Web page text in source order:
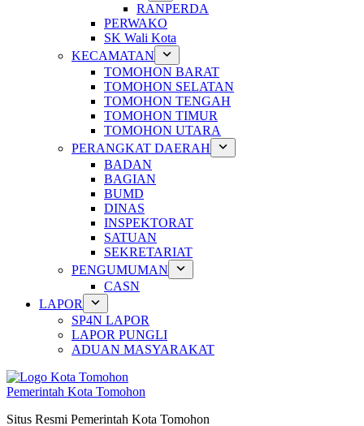
RANPERDA
PERWAKO
SK Wali Kota
KECAMATAN
TOMOHON BARAT
TOMOHON SELATAN
TOMOHON TENGAH
TOMOHON TIMUR
TOMOHON UTARA
PERANGKAT DAERAH
BADAN
BAGIAN
BUMD
DINAS
INSPEKTORAT
SATUAN
SEKRETARIAT
PENGUMUMAN
CASN
LAPOR
SP4N LAPOR
LAPOR PUNGLI
ADUAN MASYARAKAT
Pemerintah Kota Tomohon
Situs Resmi Pemerintah Kota Tomohon